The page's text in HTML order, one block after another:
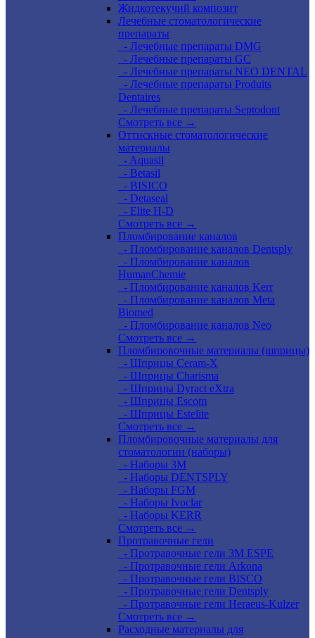
Жидкотекучий композит
Лечебные стоматологические
препараты
- Лечебные препараты DMG
- Лечебные препараты GC
- Лечебные препараты NEO DENTAL
- Лечебные препараты Produits
Dentaires
- Лечебные препараты Septodont
Смотреть все →
Оттискные стоматологические
материалы
- Aquasil
- Betasil
- BISICO
- Detaseal
- Elite H-D
Смотреть все →
Пломбирование каналов
- Пломбирование каналов Dentsply
- Пломбирование каналов
HumanChemie
- Пломбирование каналов Kerr
- Пломбирование каналов Meta
Biomed
- Пломбирование каналов Neo
Смотреть все →
Пломбировочные материалы (шприцы)
- Шприцы Ceram-X
- Шприцы Charisma
- Шприцы Dyract eXtra
- Шприцы Escom
- Шприцы Estelite
Смотреть все →
Пломбировочные материалы для
стоматологии (наборы)
- Наборы 3М
- Наборы DENTSPLY
- Наборы FGM
- Наборы Ivoclar
- Наборы KERR
Смотреть все →
Протравочные гели
- Протравочные гели 3М ESPE
- Протравочные гели Arkona
- Протравочные гели BISCO
- Протравочные гели Dentsply
- Протравочные гели Heraeus-Kulzer
Смотреть все →
Расходные материалы для